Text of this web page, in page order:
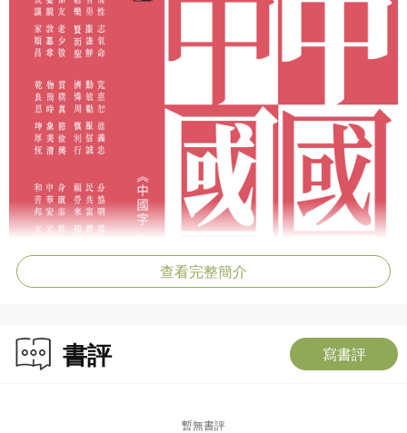
查看完整簡介
書評 寫書評
暫無書評